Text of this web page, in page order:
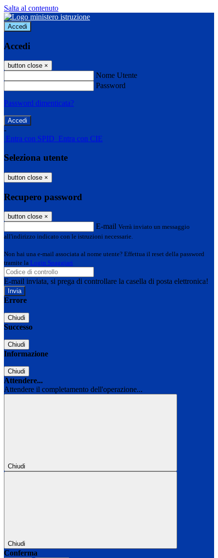
Salta al contenuto
Accedi
Accedi
button close ×
Nome Utente
Password
Password dimenticata?
-
Entra con SPID Entra con CIE
Seleziona utente
button close ×
Recupero password
button close ×
E-mail Verrà inviato un messaggio
all'indirizzo indicato con le istruzioni necessarie.
Non hai una e-mail associata al nome utente? Effettua il reset della password
tramite la Login Spaggiari
E-mail inviata, si prega di controllare la casella di posta elettronica!
Errore
Chiudi
Successo
Chiudi
Informazione
Chiudi
Attendere...
Attendere il completamento dell'operazione...
Chiudi
Chiudi
Conferma